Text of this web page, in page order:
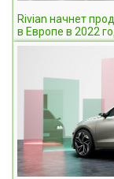
Rivian начнет
в Европе в 2022